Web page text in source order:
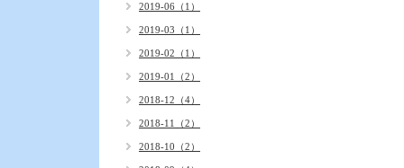
2019-06（1）
2019-03（1）
2019-02（1）
2019-01（2）
2018-12（4）
2018-11（2）
2018-10（2）